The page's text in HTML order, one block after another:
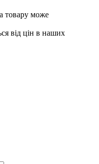
товару може
від цін в наших